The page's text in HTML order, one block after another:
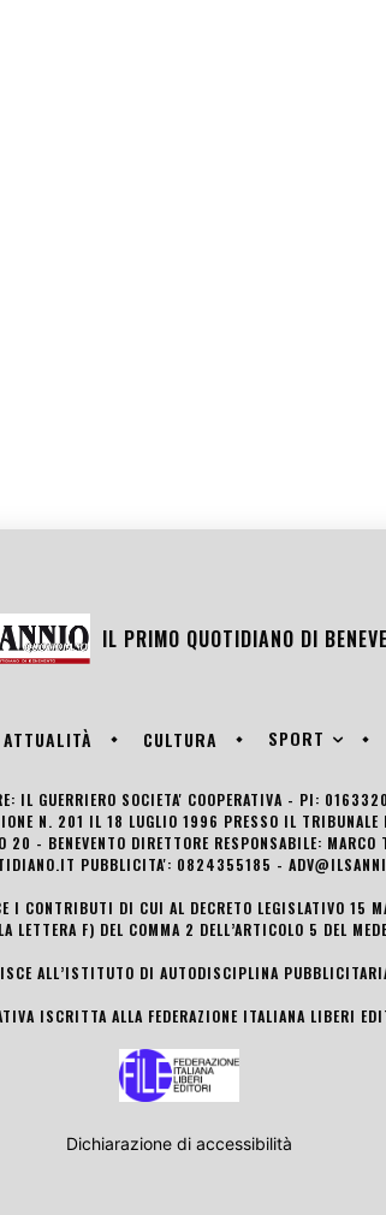
IL PRIMO QUOTIDIANO DI
ATTUALITÀ CULTURA SPORT
IL GUERRIERO SOCIETA' COOPERATIVA - PI:
N. 201 IL 18 LUGLIO 1996 PRESSO IL
20 - BENEVENTO DIRETTORE RESPONSABILE:
PUBBLICITA': 0824355185 -
I CONTRIBUTI DI CUI AL DECRETO LEGISLATIVO 15
LETTERA F) DEL COMMA 2 DELL’ARTICOLO 5 DEL
ALL’ISTITUTO DI AUTODISCIPLINA
ISCRITTA ALLA FEDERAZIONE ITALIANA LIBERI
Dichiarazione di accessibilità